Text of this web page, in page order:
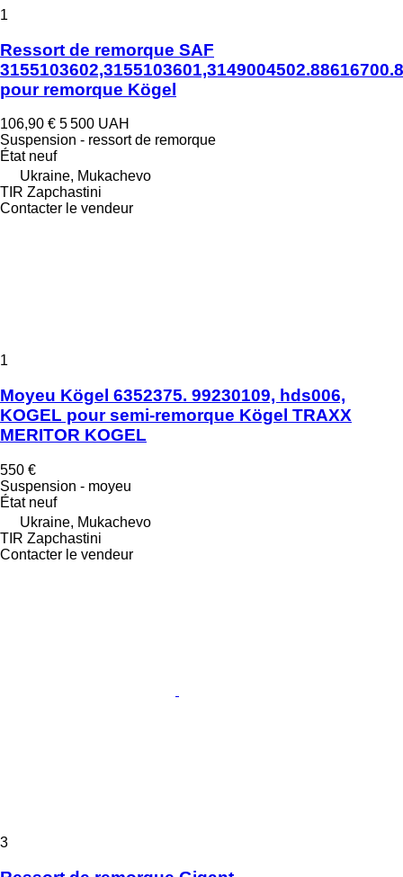
1
Ressort de remorque SAF
pour remorque Kögel
106,90 € 5 500 UAH
Suspension - ressort de remorque
Étatneuf
Ukraine, Mukachevo
TIR Zapchastini
Contacter le vendeur
1
Moyeu Kögel 6352375. 99230109, hds006,
KOGEL pour semi-remorque Kögel TRAXX
MERITOR KOGEL
550 €
Suspension - moyeu
Étatneuf
Ukraine, Mukachevo
TIR Zapchastini
Contacter le vendeur
3